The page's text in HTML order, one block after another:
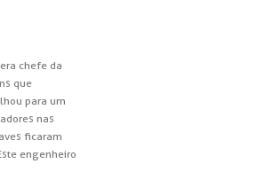
chefe da
que
para um
nas
ficaram
engenheiro